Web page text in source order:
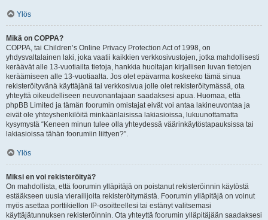
Ylös
Mikä on COPPA?
COPPA, tai Children’s Online Privacy Protection Act of 1998, on
yhdysvaltalainen laki, joka vaatii kaikkien verkkosivustojen, jotka mahdollisesti
keräävät alle 13-vuotiailta tietoja, hankkia huoltajan kirjallisen luvan tietojen
keräämiseen alle 13-vuotiaalta. Jos olet epävarma koskeeko tämä sinua
rekisteröityvänä käyttäjänä tai verkkosivua jolle olet rekisteröitymässä, ota
yhteyttä oikeudelliseen neuvonantajaan saadaksesi apua. Huomaa, että
phpBB Limited ja tämän foorumin omistajat eivät voi antaa lakineuvontaa ja
eivät ole yhteyshenkilöitä minkäänlaisissa lakiasioissa, lukuunottamatta
kysymystä “Keneen minun tulee olla yhteydessä väärinkäytöstapauksissa tai
lakiasioissa tähän foorumiin liittyen?”.
Ylös
Miksi en voi rekisteröityä?
On mahdollista, että foorumin ylläpitäjä on poistanut rekisteröinnin käytöstä
estääkseen uusia vierailijoita rekisteröitymästä. Foorumin ylläpitäjä on voinut
myös asettaa porttikiellon IP-osoitteellesi tai estänyt valitsemasi
käyttäjätunnuksen rekisteröinnin. Ota yhteyttä foorumin ylläpitäjään saadaksesi